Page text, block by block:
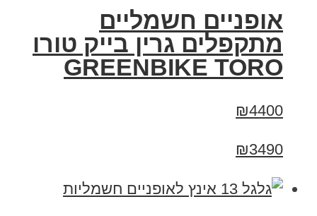
אופניים חשמליים
מתקפלים גרין בייק טורו
GREENBIKE TORO
₪4400
₪3490